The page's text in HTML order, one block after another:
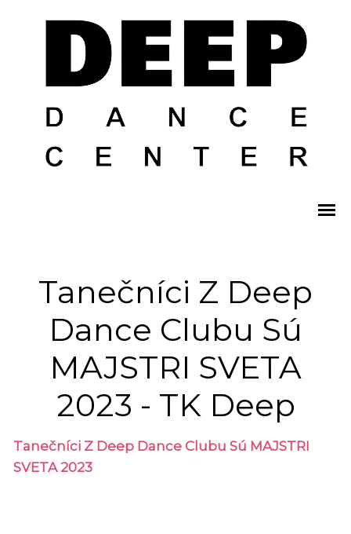
Tanečníci Z Deep
Dance Clubu Sú
MAJSTRI SVETA
2023 - TK Deep
Tanečníci Z Deep Dance Clubu Sú MAJSTRI
SVETA 2023